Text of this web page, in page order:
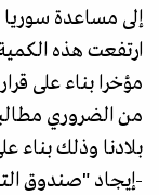
إلى مساعدة
مؤخرا بناء على
من الضروري
بلادنا وذلك بناء
-إيجاد "صندوق